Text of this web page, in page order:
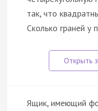
так, что
Сколько граней у
Ящик, имеющий